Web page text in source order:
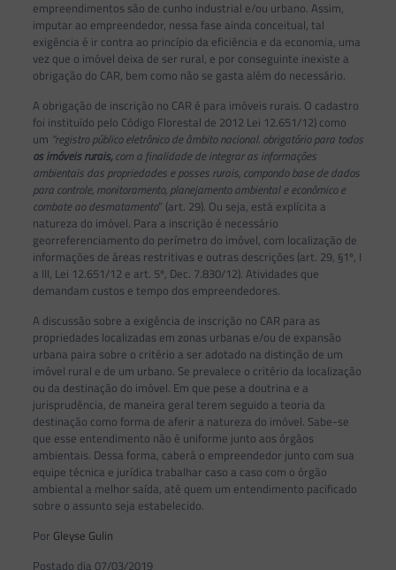
empreendimentos são de cunho industrial e/ou urbano. Assim,
imputar ao empreendedor, nessa fase ainda conceitual, tal
exigência é ir contra ao princípio da eficiência e da economia, uma
vez que o imóvel deixa de ser rural, e por conseguinte inexiste a
obrigação do CAR, bem como não se gasta além do necessário.
A obrigação de inscrição no CAR é para imóveis rurais. O cadastro
foi instituído pelo Código Florestal de 2012 Lei 12.651/12) como
um “registro público eletrônico de âmbito nacional. obrigatório para todos
os imóveis rurais,com a finalidade de integrar as informações
ambientais das propriedades e posses rurais, compondo base de dados
para controle, monitoramento, planejamento ambiental e econômico e
combate ao desmatamento” (art. 29). Ou seja, está explícita a
natureza do imóvel. Para a inscrição é necessário
georreferenciamento do perímetro do imóvel, com localização de
informações de áreas restritivas e outras descrições (art. 29, §1º, I
a III, Lei 12.651/12 e art. 5º, Dec. 7.830/12). Atividades que
demandam custos e tempo dos empreendedores.
A discussão sobre a exigência de inscrição no CAR para as
propriedades localizadas em zonas urbanas e/ou de expansão
urbana paira sobre o critério a ser adotado na distinção de um
imóvel rural e de um urbano. Se prevalece o critério da localização
ou da destinação do imóvel. Em que pese a doutrina e a
jurisprudência, de maneira geral terem seguido a teoria da
destinação como forma de aferir a natureza do imóvel. Sabe-se
que esse entendimento não é uniforme junto aos órgãos
ambientais. Dessa forma, caberá o empreendedor junto com sua
equipe técnica e jurídica trabalhar caso a caso com o órgão
ambiental a melhor saída, até quem um entendimento pacificado
sobre o assunto seja estabelecido.
Por Gleyse Gulin
Postado dia 07/03/2019